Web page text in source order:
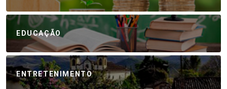
EDUCAÇÃO
ENTRETENIMENTO